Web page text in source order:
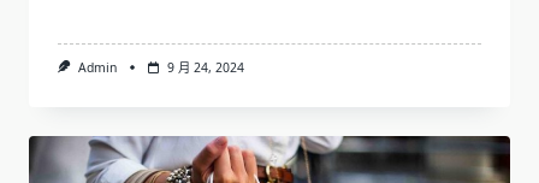
Admin 9 月 24, 2024